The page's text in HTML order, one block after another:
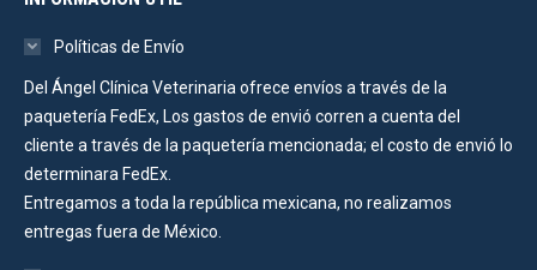
Políticas de Envío
Del Ángel Clínica Veterinaria ofrece envíos a través de la
paquetería FedEx, Los gastos de envió corren a cuenta del
cliente a través de la paquetería mencionada; el costo de envió lo
determinara FedEx.
Entregamos a toda la república mexicana, no realizamos
entregas fuera de México.